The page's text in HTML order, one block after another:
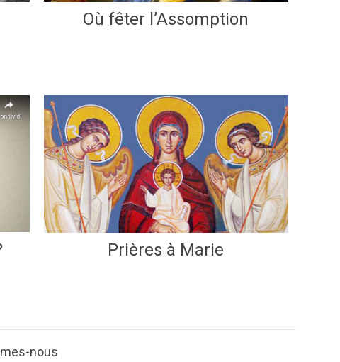
Où fêter l’Assomption
Prières à Marie
nous